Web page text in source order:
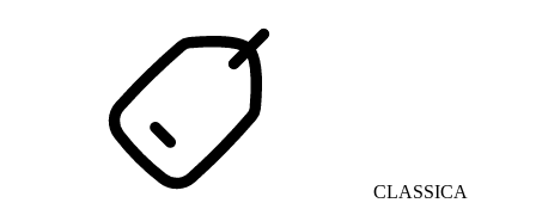
CLASSICA